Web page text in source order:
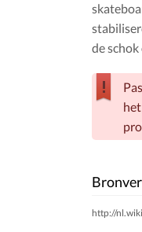
de schok
http://